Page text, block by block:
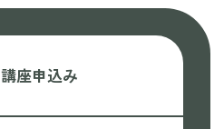
講座申込み